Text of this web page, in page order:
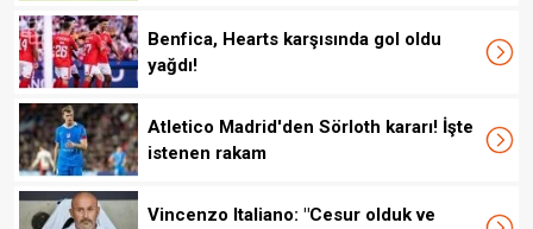
Benfica, Hearts karşısında gol oldu
yağdı!
Atletico Madrid'den Sörloth kararı! İşte
istenen rakam
Vincenzo Italiano: "Cesur olduk ve